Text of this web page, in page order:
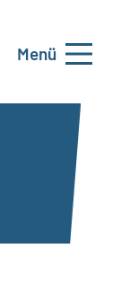
Menü